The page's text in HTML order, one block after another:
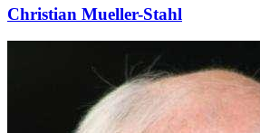
Christian Mueller-Stahl